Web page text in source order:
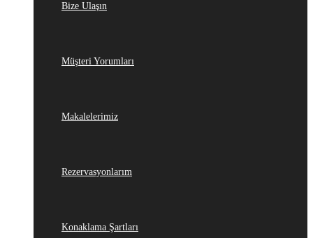
Bize Ulaşın
Müşteri Yorumları
Makalelerimiz
Rezervasyonlarım
Konaklama Şartları